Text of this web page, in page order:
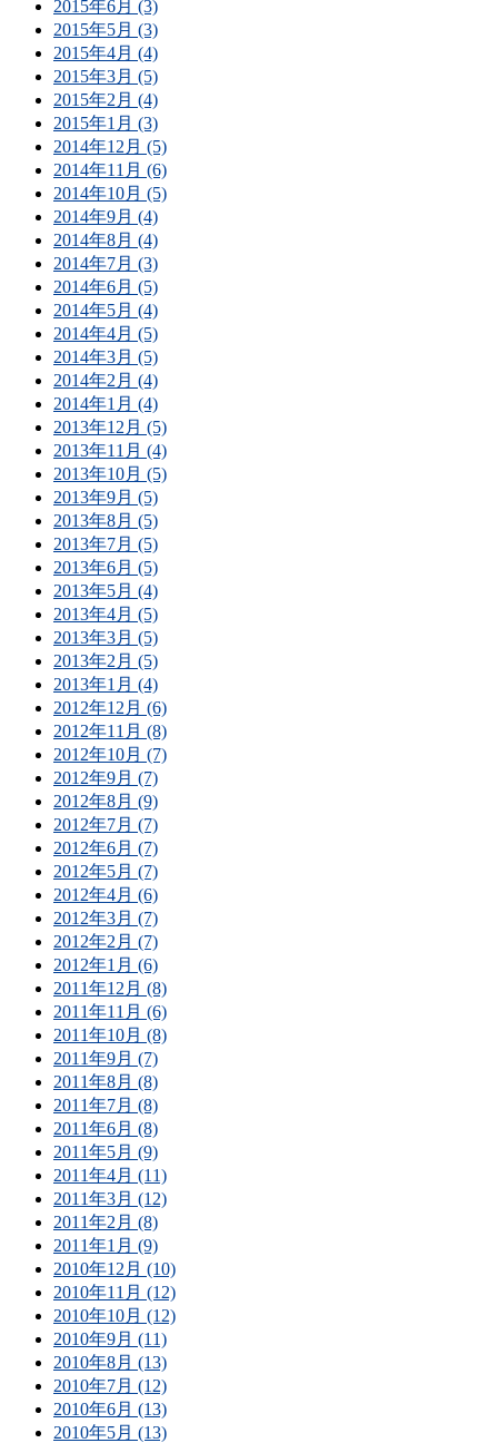
2015年6月 (3)
2015年5月 (3)
2015年4月 (4)
2015年3月 (5)
2015年2月 (4)
2015年1月 (3)
2014年12月 (5)
2014年11月 (6)
2014年10月 (5)
2014年9月 (4)
2014年8月 (4)
2014年7月 (3)
2014年6月 (5)
2014年5月 (4)
2014年4月 (5)
2014年3月 (5)
2014年2月 (4)
2014年1月 (4)
2013年12月 (5)
2013年11月 (4)
2013年10月 (5)
2013年9月 (5)
2013年8月 (5)
2013年7月 (5)
2013年6月 (5)
2013年5月 (4)
2013年4月 (5)
2013年3月 (5)
2013年2月 (5)
2013年1月 (4)
2012年12月 (6)
2012年11月 (8)
2012年10月 (7)
2012年9月 (7)
2012年8月 (9)
2012年7月 (7)
2012年6月 (7)
2012年5月 (7)
2012年4月 (6)
2012年3月 (7)
2012年2月 (7)
2012年1月 (6)
2011年12月 (8)
2011年11月 (6)
2011年10月 (8)
2011年9月 (7)
2011年8月 (8)
2011年7月 (8)
2011年6月 (8)
2011年5月 (9)
2011年4月 (11)
2011年3月 (12)
2011年2月 (8)
2011年1月 (9)
2010年12月 (10)
2010年11月 (12)
2010年10月 (12)
2010年9月 (11)
2010年8月 (13)
2010年7月 (12)
2010年6月 (13)
2010年5月 (13)